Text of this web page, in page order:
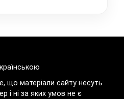
що матеріали сайту несуть
і ні за яких умов не є